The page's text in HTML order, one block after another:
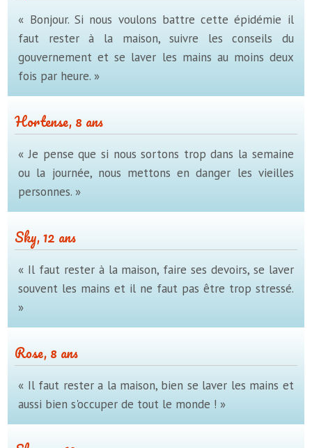
« Bonjour. Si nous voulons battre cette épidémie il
faut rester à la maison, suivre les conseils du
gouvernement et se laver les mains au moins deux
fois par heure. »
Hortense, 8 ans
« Je pense que si nous sortons trop dans la semaine
ou la journée, nous mettons en danger les vieilles
personnes. »
Sky, 12 ans
« Il faut rester à la maison, faire ses devoirs, se laver
souvent les mains et il ne faut pas être trop stressé.
»
Rose, 8 ans
« Il faut rester a la maison, bien se laver les mains et
aussi bien s'occuper de tout le monde ! »